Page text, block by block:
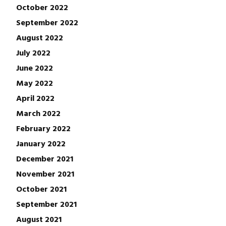
October 2022
September 2022
August 2022
July 2022
June 2022
May 2022
April 2022
March 2022
February 2022
January 2022
December 2021
November 2021
October 2021
September 2021
August 2021